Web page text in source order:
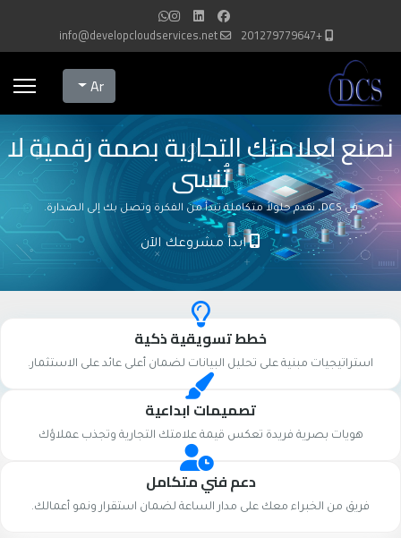
+201279779647
info@developcloudservices.net
Select your language
Ar
نصنع لعلامتك التجارية بصمة رقمية لا
تُنسى
في DCS، نقدم حلولاً متكاملة تبدأ من الفكرة وتصل بك إلى الصدارة.
ابدأ مشروعك الآن
خطط تسويقية ذكية
استراتيجيات مبنية على تحليل البيانات لضمان أعلى عائد على الاستثمار.
تصميمات ابداعية
هويات بصرية فريدة تعكس قيمة علامتك التجارية وتجذب عملاؤك
دعم فني متكامل
فريق من الخبراء معك على مدار الساعة لضمان استقرار ونمو أعمالك.